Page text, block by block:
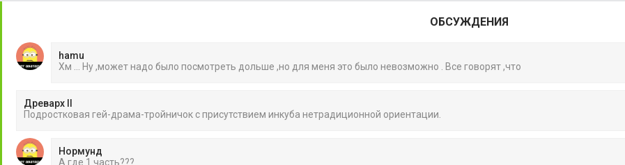
ОБСУЖДЕНИЯ
hamu
Хм ... Ну ,может надо было посмотреть дольше ,но для меня это было невозможно . Все говорят ,что
Древарх II
Подростковая гей-драма-тройничок с присутствием инкуба нетрадиционной ориентации.
Нормунд
А где 1 часть???